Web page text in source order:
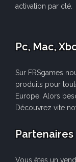
activation par clé.
Pc, Mac,
Sur FRSgames
produits pour
Europe. Alors
Découvrez vite
Partenaires
Vous êtes un